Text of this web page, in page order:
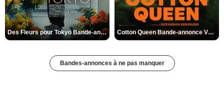
Des Fleurs pour Tokyo Bande-annonce VO STFR Cotton Queen Bande-annonce VO STFR
Bandes-annonces à ne pas manquer